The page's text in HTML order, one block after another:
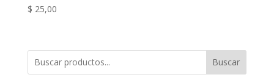
$ 25,00
Buscar